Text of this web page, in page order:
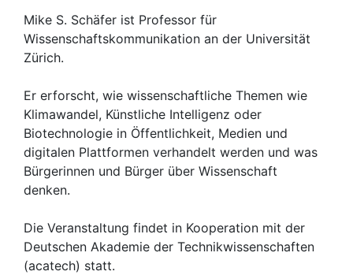
Mike S. Schäfer ist Professor für
Wissenschaftskommunikation an der Universität
Zürich.
Er erforscht, wie wissenschaftliche Themen wie
Klimawandel, Künstliche Intelligenz oder
Biotechnologie in Öffentlichkeit, Medien und
digitalen Plattformen verhandelt werden und was
Bürgerinnen und Bürger über Wissenschaft
denken.
Die Veranstaltung findet in Kooperation mit der
Deutschen Akademie der Technikwissenschaften
(acatech) statt.